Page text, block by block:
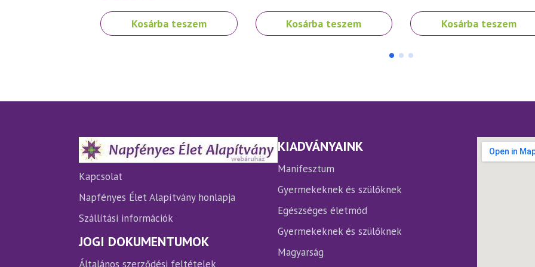
price
was:
price
is:
Kosárba teszem Kosárba teszem Kosárba teszem
Kapcsolat
Napfényes Élet Alapítvány honlapja
Szállítási információk
JOGI DOKUMENTUMOK
Általános szerződési feltételek
KIADVÁNYAINK
Manifesztum
Gyermekeknek és szülőknek
Egészséges életmód
Gyermekeknek és szülőknek
Magyarság